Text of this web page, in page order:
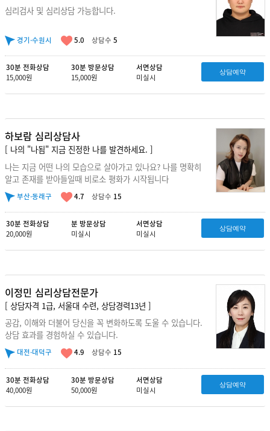
심리검사 및 심리상담 가능합니다.
경기·수원시 5.0 상담수 5
30분 전화상담
15,000원
30분 방문상담
15,000원
서면상담
미실시
상담예약
하보람 심리상담사
[ 나의 "나됨" 지금 진정한 나를 발견하세요. ]
나는 지금 어떤 나의 모습으로 살아가고 있나요? 나를 명확히
알고 존재를 받아들일때 비로소 평화가 시작됩니다
부산·동래구 4.7 상담수 15
30분 전화상담
20,000원
분 방문상담
미실시
서면상담
미실시
상담예약
이정민 심리상담전문가
[ 상담자격 1급, 서울대 수련, 상담경력13년 ]
공감, 이해와 더불어 당신을 꼭 변화하도록 도울 수 있습니다.
상담 효과를 경험하실 수 있습니다.
대전·대덕구 4.9 상담수 15
30분 전화상담
40,000원
30분 방문상담
50,000원
서면상담
미실시
상담예약